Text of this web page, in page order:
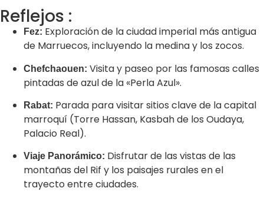
Reflejos :
Fez: Exploración de la ciudad imperial más antigua
de Marruecos, incluyendo la medina y los zocos.
Chefchaouen: Visita y paseo por las famosas calles
pintadas de azul de la «Perla Azul».
Rabat: Parada para visitar sitios clave de la capital
marroquí (Torre Hassan, Kasbah de los Oudaya,
Palacio Real).
Viaje Panorámico: Disfrutar de las vistas de las
montañas del Rif y los paisajes rurales en el
trayecto entre ciudades.